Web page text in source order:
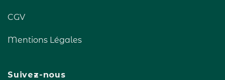
CGV
Mentions Légales
Suivez-nous